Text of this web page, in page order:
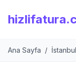
Ana Sayfa / İstanbul